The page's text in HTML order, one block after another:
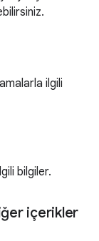
ilgili
bilgiler.
içerikler